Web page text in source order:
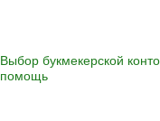
Выбор букмекерской
помощь